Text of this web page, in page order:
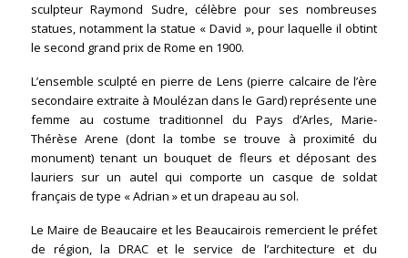
sculpteur Raymond Sudre, célèbre pour ses nombreuses
statues, notamment la statue « David », pour laquelle il obtint
le second grand prix de Rome en 1900.
L’ensemble sculpté en pierre de Lens (pierre calcaire de l’ère
secondaire extraite à Moulézan dans le Gard) représente une
femme au costume traditionnel du Pays d’Arles, Marie-
Thérèse Arene (dont la tombe se trouve à proximité du
monument) tenant un bouquet de fleurs et déposant des
lauriers sur un autel qui comporte un casque de soldat
français de type « Adrian » et un drapeau au sol.
Le Maire de Beaucaire et les Beaucairois remercient le préfet
de région, la DRAC et le service de l’architecture et du